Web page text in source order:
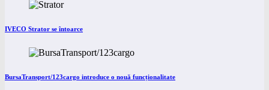
IVECO Strator se întoarce
BursaTransport/123cargo introduce o nouă funcționalitate